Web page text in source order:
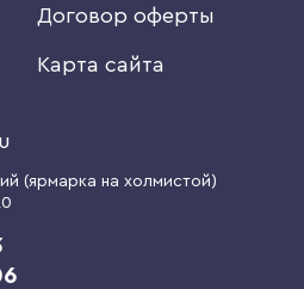
Договор оферты
Карта сайта
(ярмарка на холмистой)